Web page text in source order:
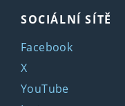
SOCIÁLNÍ SÍTĚ
Facebook
X
YouTube